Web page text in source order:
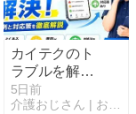
カイテクのト
ラブルを解
決！｜具体例
と対応策を徹
5日前
介護おじさん | おじさん介護士が介護の悩みを解決